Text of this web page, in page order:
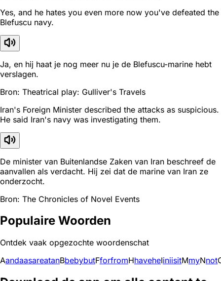
Yes, and he hates you even more now you've defeated the
Blefuscu navy.
Ja, en hij haat je nog meer nu je de Blefuscu-marine hebt
verslagen.
Bron: Theatrical play: Gulliver's Travels
Iran's Foreign Minister described the attacks as suspicious.
He said Iran's navy was investigating them.
De minister van Buitenlandse Zaken van Iran beschreef de
aanvallen als verdacht. Hij zei dat de marine van Iran ze
onderzocht.
Bron: The Chronicles of Novel Events
Populaire Woorden
Ontdek vaak opgezochte woordenschat
AandaasareatanBbebybutFforfromHhaveheIiniisitMmyNnot